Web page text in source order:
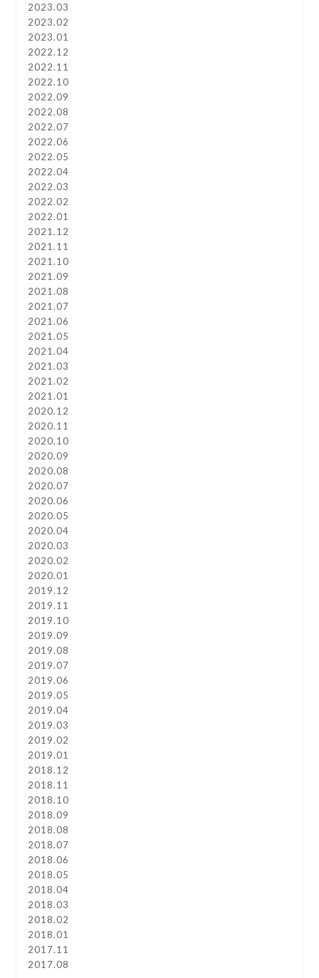
2023.03
2023.02
2023.01
2022.12
2022.11
2022.10
2022.09
2022.08
2022.07
2022.06
2022.05
2022.04
2022.03
2022.02
2022.01
2021.12
2021.11
2021.10
2021.09
2021.08
2021.07
2021.06
2021.05
2021.04
2021.03
2021.02
2021.01
2020.12
2020.11
2020.10
2020.09
2020.08
2020.07
2020.06
2020.05
2020.04
2020.03
2020.02
2020.01
2019.12
2019.11
2019.10
2019.09
2019.08
2019.07
2019.06
2019.05
2019.04
2019.03
2019.02
2019.01
2018.12
2018.11
2018.10
2018.09
2018.08
2018.07
2018.06
2018.05
2018.04
2018.03
2018.02
2018.01
2017.11
2017.08